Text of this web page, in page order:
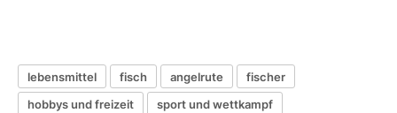
lebensmittel fisch angelrute
fischer
hobbys und freizeit
sport und wettkampf